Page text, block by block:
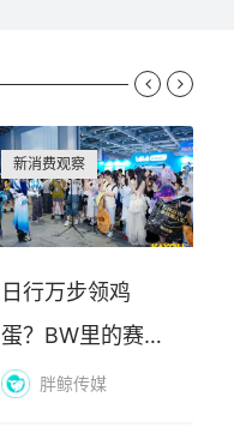
新消费观察
日行万步领鸡
蛋？BW里的赛博
朝圣，藏着品牌
胖鲸传媒
 